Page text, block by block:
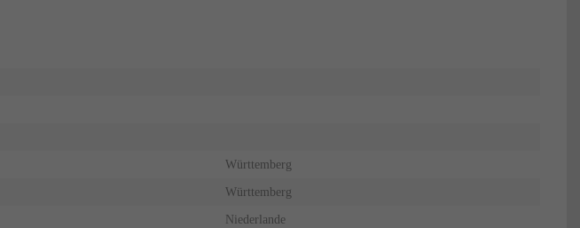
Württemberg
Württemberg
Niederlande